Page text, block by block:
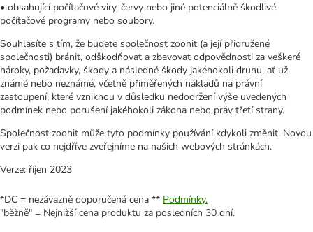
• obsahující počítačové viry, červy nebo jiné potenciálně škodlivé
počítačové programy nebo soubory.
Souhlasíte s tím, že budete společnost zoohit (a její přidružené
společnosti) bránit, odškodňovat a zbavovat odpovědnosti za veškeré
nároky, požadavky, škody a následné škody jakéhokoli druhu, ať už
známé nebo neznámé, včetně přiměřených nákladů na právní
zastoupení, které vzniknou v důsledku nedodržení výše uvedených
podmínek nebo porušení jakéhokoli zákona nebo práv třetí strany.
Společnost zoohit může tyto podmínky používání kdykoli změnit. Novou
verzi pak co nejdříve zveřejníme na našich webových stránkách.
Verze: říjen 2023
*DC = nezávazně doporučená cena ** Podmínky.
"běžně" = Nejnižší cena produktu za posledních 30 dní.